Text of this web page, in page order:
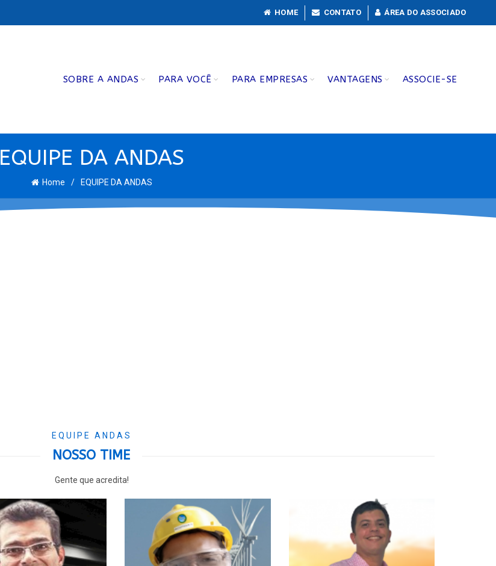
HOME CONTATO ÁREA DO ASSOCIADO
SOBRE A ANDAS PARA VOCÊ PARA EMPRESAS VANTAGENS ASSOCIE-SE
EQUIPE DA ANDAS
Home EQUIPE DA ANDAS
EQUIPE ANDAS
NOSSO TIME
Gente que acredita!